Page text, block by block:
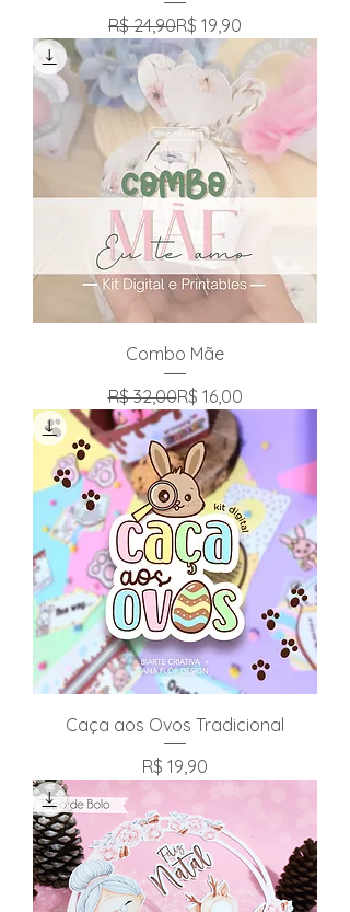
Preço normal
R$ 24,90Preço promocional
R$ 19,90
Combo Mãe
Preço normal
R$ 32,00Preço promocional
R$ 16,00
Caça aos Ovos Tradicional
Preço
R$ 19,90